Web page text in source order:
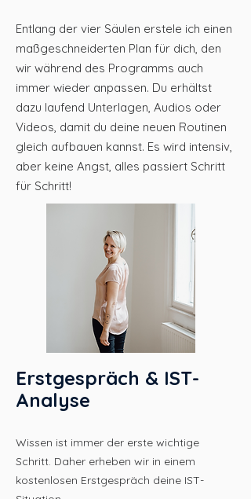
Entlang der vier Säulen erstele ich einen
maßgeschneiderten Plan für dich, den
wir während des Programms auch
immer wieder anpassen. Du erhältst
dazu laufend Unterlagen, Audios oder
Videos, damit du deine neuen Routinen
gleich aufbauen kannst. Es wird intensiv,
aber keine Angst, alles passiert Schritt
für Schritt!
Erstgespräch & IST-
Analyse
Wissen ist immer der erste wichtige
Schritt. Daher erheben wir in einem
kostenlosen Erstgespräch deine IST-